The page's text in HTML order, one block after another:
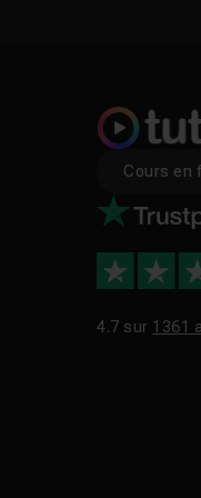
Leçon
Leçon
Cours en
4.7 sur 1361